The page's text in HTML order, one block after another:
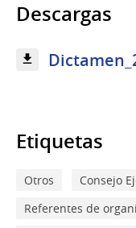
Descargas
Etiquetas
Otros
Consejo
Referentes de